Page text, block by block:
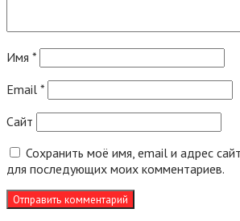
Имя *
Email *
Сайт
Сохранить моё имя, email и адрес
для последующих моих комментариев.